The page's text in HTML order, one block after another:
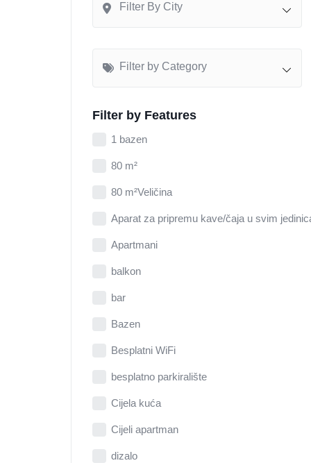
Filter By City
Filter by Category
Filter by Features
1 bazen
80 m²
80 m²Veličina
Aparat za pripremu kave/čaja u svim
Apartmani
balkon
bar
Bazen
Besplatni WiFi
besplatno parkiralište
Cijela kuća
Cijeli apartman
dizalo